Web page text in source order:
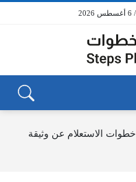
خطوات الاستعلام عن وثيقة